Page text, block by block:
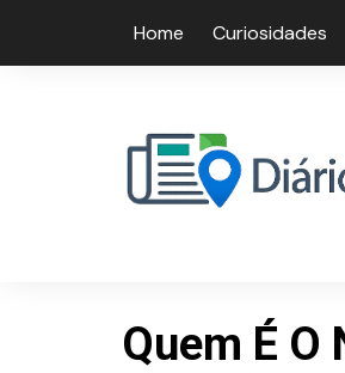
content
Home Curiosidades
Quem É O